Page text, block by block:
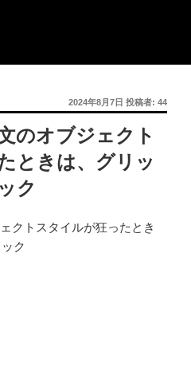
投
稿
日:
2024年8月7日 投稿者: 44
のオブジェクト
ときは、グリッ
ク
クトスタイルが狂ったとき
ク